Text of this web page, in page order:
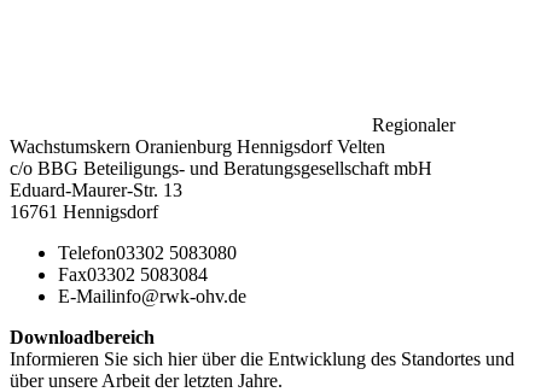
Regionaler
Wachstumskern Oranienburg Hennigsdorf Velten
c/o BBG Beteiligungs- und Beratungsgesellschaft mbH
Eduard-Maurer-Str. 13
16761 Hennigsdorf
Telefon03302 5083080
Fax03302 5083084
E-Mailinfo@rwk-ohv.de
Downloadbereich
Informieren Sie sich hier über die Entwicklung des Standortes und
über unsere Arbeit der letzten Jahre.